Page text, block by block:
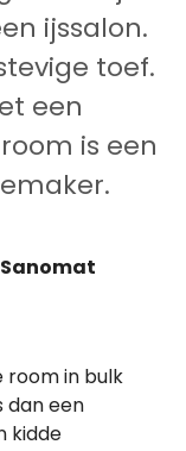
ijssalon.
toef.
een
is een
Sanomat
room in bulk
dan een
kidde